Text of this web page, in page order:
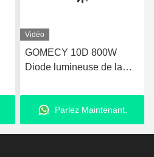
Vidéo
GOMECY 10D 800W
Diode lumineuse de la
stimulation musculaire de
l'équipement pour la
beauté minceur non-
Parlez Maintenant.